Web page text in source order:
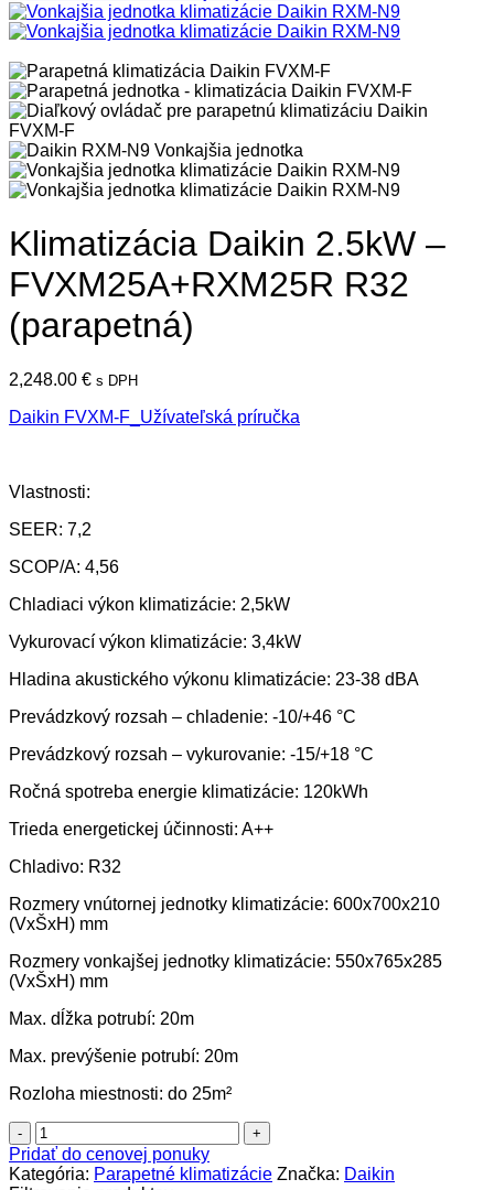
Klimatizácia Daikin 2.5kW –
FVXM25A+RXM25R R32
(parapetná)
2,248.00 € s DPH
Daikin FVXM-F_Užívateľská príručka
Vlastnosti:
SEER: 7,2
SCOP/A: 4,56
Chladiaci výkon klimatizácie: 2,5kW
Vykurovací výkon klimatizácie: 3,4kW
Hladina akustického výkonu klimatizácie: 23-38 dBA
Prevádzkový rozsah – chladenie: -10/+46 °C
Prevádzkový rozsah – vykurovanie: -15/+18 °C
Ročná spotreba energie klimatizácie: 120kWh
Trieda energetickej účinnosti: A++
Chladivo: R32
Rozmery vnútornej jednotky klimatizácie: 600x700x210
(VxŠxH) mm
Rozmery vonkajšej jednotky klimatizácie: 550x765x285
(VxŠxH) mm
Max. dĺžka potrubí: 20m
Max. prevýšenie potrubí: 20m
Rozloha miestnosti: do 25m²
množstvo
Klimatizácia
Daikin
Pridať do cenovej ponuky
Kategória: Parapetné klimatizácie Značka: Daikin